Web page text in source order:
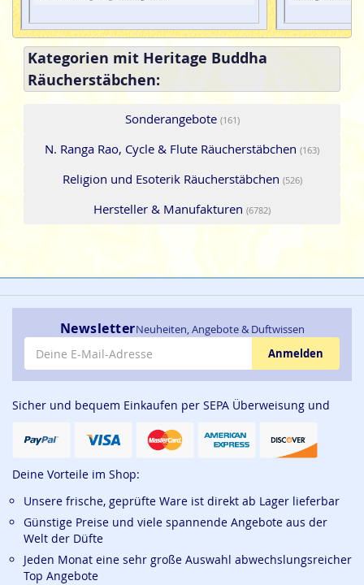
Kategorien mit Heritage Buddha
Räucherstäbchen:
Sonderangebote (161)
N. Ranga Rao, Cycle & Flute Räucherstäbchen (163)
Religion und Esoterik Räucherstäbchen (526)
Hersteller & Manufakturen (6782)
NewsletterNeuheiten, Angebote & Duftwissen
E-Mail-Adresse
Anmelden
Sicher und bequem Einkaufen per SEPA Überweisung und
Deine Vorteile im Shop:
Unsere frische, geprüfte Ware ist direkt ab Lager lieferbar
Günstige Preise und viele spannende Angebote aus der
Welt der Düfte
Jeden Monat eine sehr große Auswahl abwechslungsreicher
Top Angebote